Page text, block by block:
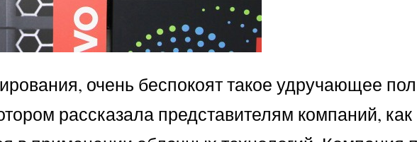
очень беспокоят такое удручающее
рассказала представителям компаний,